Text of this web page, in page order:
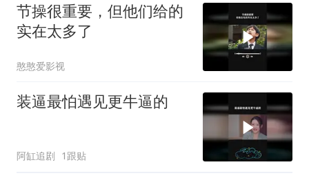
节操很重要，但他们给的
实在太多了
憨憨爱影视
装逼最怕遇见更牛逼的
阿缸追剧 1跟贴